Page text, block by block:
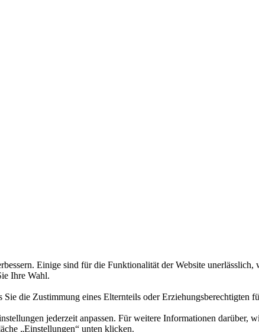
Einige sind für die Funktionalität der Website
Ihre Wahl.
Sie die Zustimmung eines Elternteils oder Erziehungsberechtigten
jederzeit anpassen. Für weitere Informationen darüber,
„Einstellungen“ unten klicken.